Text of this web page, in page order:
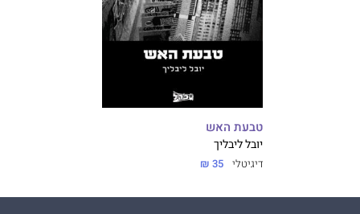
טבעת האש
יובל ליבליך
דיגיטלי 35 ₪